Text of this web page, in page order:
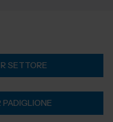
SETTORE
PADIGLIONE